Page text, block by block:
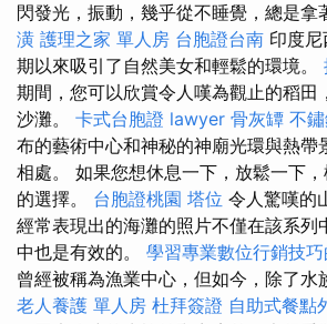
閃發光，振動，幾乎從不睡覺，總是拿
潢 護理之家 單人房 台胞證台南 印度
期以來吸引了自然美女和輕鬆的環境。
期間，您可以欣賞令人嘆為觀止的稻田
沙灘。 卡式台胞證 lawyer 骨灰罈 不
布的藝術中心和神秘的神廟光環與熱帶
相處。 如果您想休息一下，放鬆一下
的選擇。 台胞證桃園 塔位 令人驚嘆的
經常表現出的海灘的照片不僅在該系列
中也是有效的。 學習專業數位行銷技
曾經被稱為漁業中心，但如今，除了
老人養護 單人房 杜拜簽證 自助式餐點